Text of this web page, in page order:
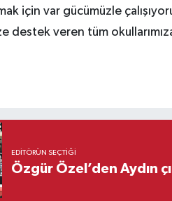
için var gücümüzle
destek veren tüm
EDITÖRÜN SEÇTIĞI
Özgür Özel’den Aydın